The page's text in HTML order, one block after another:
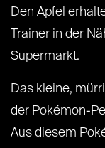
Den Apfel
Trainer in der
Supermarkt.
Das kleine,
der Pokémon-
Aus diesem